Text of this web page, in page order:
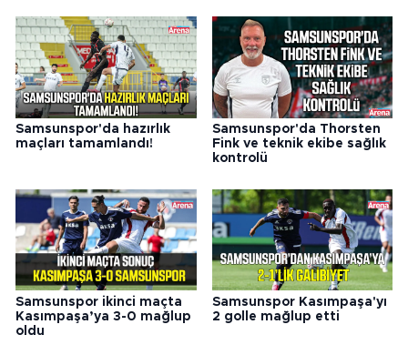
Samsunspor'da hazırlık
maçları tamamlandı!
Samsunspor'da Thorsten
Fink ve teknik ekibe sağlık
kontrolü
Samsunspor ikinci maçta
Kasımpaşa’ya 3-0 mağlup
oldu
Samsunspor Kasımpaşa'yı
2 golle mağlup etti